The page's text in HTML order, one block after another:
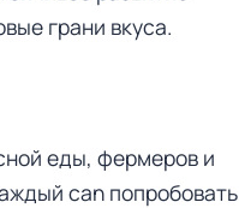
грани вкуса.
еды, фермеров и
can попробовать